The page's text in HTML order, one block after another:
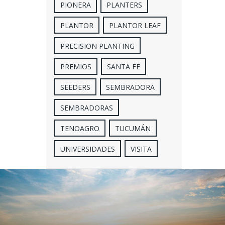
PIONERA PLANTERS
PLANTOR PLANTOR LEAF
PRECISION PLANTING
PREMIOS SANTA FE
SEEDERS SEMBRADORA
SEMBRADORAS
TENOAGRO TUCUMÁN
UNIVERSIDADES VISITA